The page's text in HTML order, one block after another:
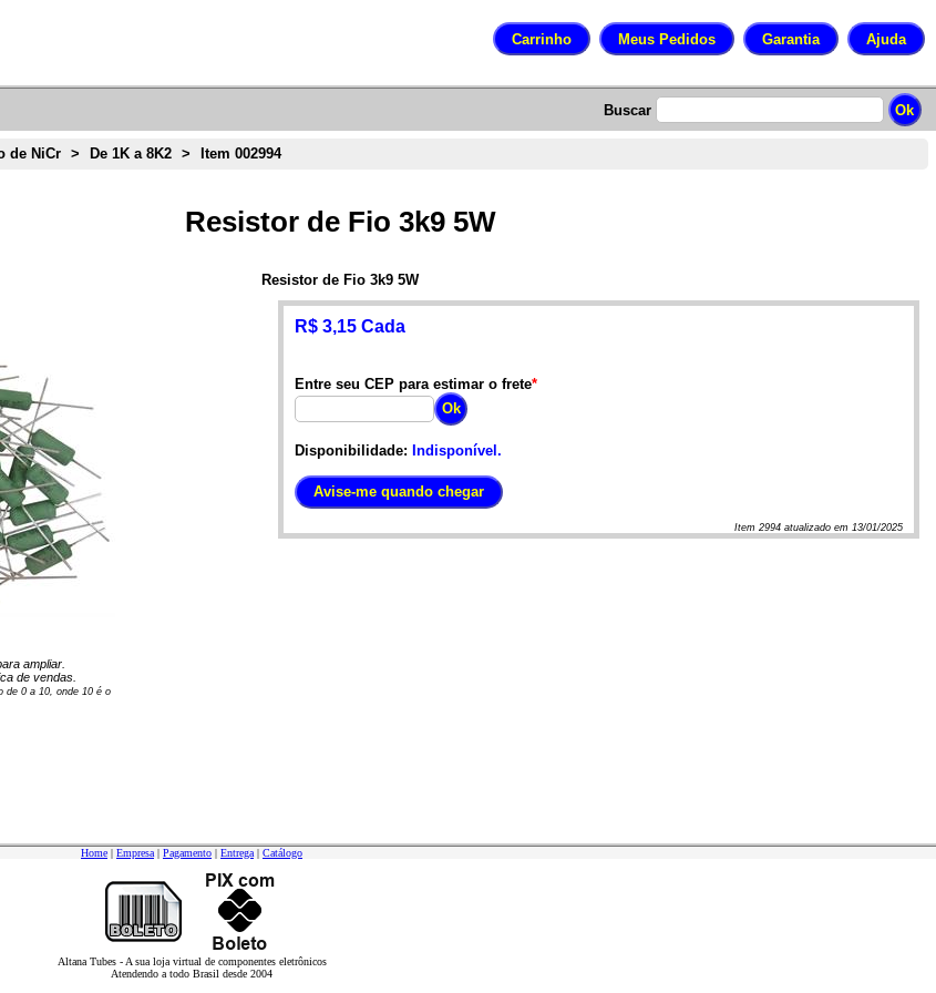
Buscar
de NiCr > De 1K a 8K2 > Item 002994
Resistor de Fio 3k9 5W
Resistor de Fio 3k9 5W
ampliar.
de vendas.
de0 a 10 , onde 10 é o
R$ 3,15 Cada
Entre seu CEP para estimar o frete*
Disponibilidade: Indisponível.
Item2994 atualizado em 13/01/2025
Home | Empresa | Pagamento | Entrega | Catálogo
Altana Tubes - A sua loja virtual de componentes eletrônicos
Atendendo a todo Brasil desde 2004